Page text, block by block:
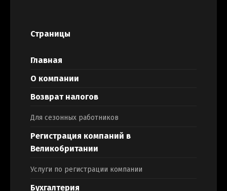
Страницы
Главная
О компании
Возврат налогов
Для сезонных работников
Регистрация компаний в
Великобритании
Услуги по регистрации компании
Бухгалтерия